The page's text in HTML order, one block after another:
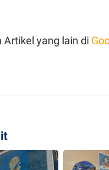
Artikel yang lain di